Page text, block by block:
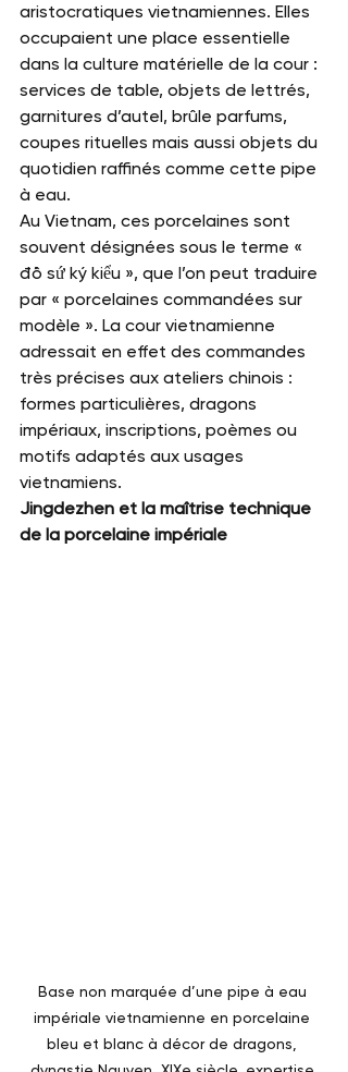
aristocratiques vietnamiennes. Elles
occupaient une place essentielle
dans la culture matérielle de la cour :
services de table, objets de lettrés,
garnitures d’autel, brûle parfums,
coupes rituelles mais aussi objets du
quotidien raffinés comme cette pipe
à eau.
Au Vietnam, ces porcelaines sont
souvent désignées sous le terme «
đồ sứ ký kiểu », que l’on peut traduire
par « porcelaines commandées sur
modèle ». La cour vietnamienne
adressait en effet des commandes
très précises aux ateliers chinois :
formes particulières, dragons
impériaux, inscriptions, poèmes ou
motifs adaptés aux usages
vietnamiens.
Jingdezhen et la maîtrise technique
de la porcelaine impériale
Base non marquée d’une pipe à eau
impériale vietnamienne en porcelaine
bleu et blanc à décor de dragons,